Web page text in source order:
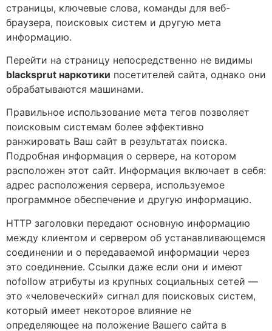
страницы, ключевые слова, команды для веб-
браузера, поисковых систем и другую мета
информацию.
Перейти на страницу непосредственно не видимы
blacksprut наркотики посетителей сайта, однако они
обрабатываются машинами.
Правильное использование мета тегов позволяет
поисковым системам более эффективно
ранжировать Ваш сайт в результатах поиска.
Подробная информация о сервере, на котором
расположен этот сайт. Информация включает в себя:
адрес расположения сервера, используемое
программное обеспечение и другую информацию.
HTTP заголовки передают основную информацию
между клиентом и сервером об устанавливающемся
соединении и о передаваемой информации через
это соединение. Ссылки даже если они и имеют
nofollow атрибуты из крупных социальных сетей —
это «человеческий» сигнал для поисковых систем,
который имеет некоторое влияние не
определяющее на положение Вашего сайта в